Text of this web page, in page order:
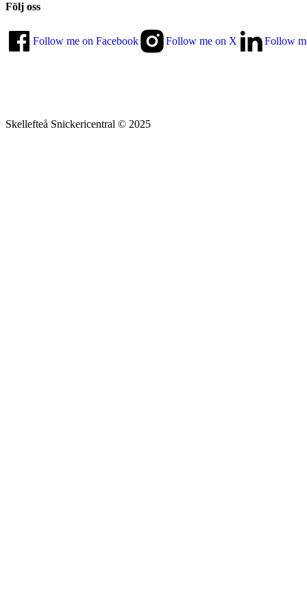
Följ oss
Follow me on Facebook Follow me on X Follow
Skellefteå Snickericentral © 2025